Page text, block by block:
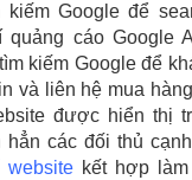
kiếm Google để
quảng cáo Google
kiếm Google để
và liên hệ mua
được hiển thị
các đối thủ
website kết hợp làm